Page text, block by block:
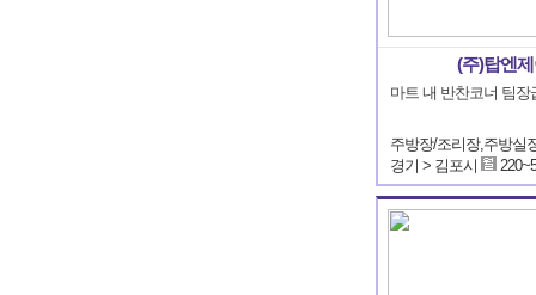
(주)탑엔
마트 내 반찬코너 팀장
경기 > 김포시